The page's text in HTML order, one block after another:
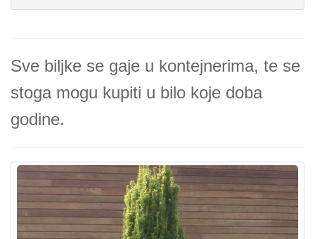
Sve biljke se gaje u kontejnerima, te se
stoga mogu kupiti u bilo koje doba
godine.